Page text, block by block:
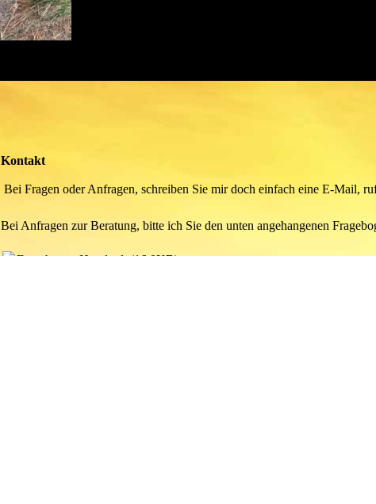
Kontakt
Bei Fragen oder Anfragen, schreiben Sie mir doch einfach eine E-Mail,
Bei Anfragen zur Beratung, bitte ich Sie den unten angehangenen
Fragebogen Hund.odt(16.0KB)